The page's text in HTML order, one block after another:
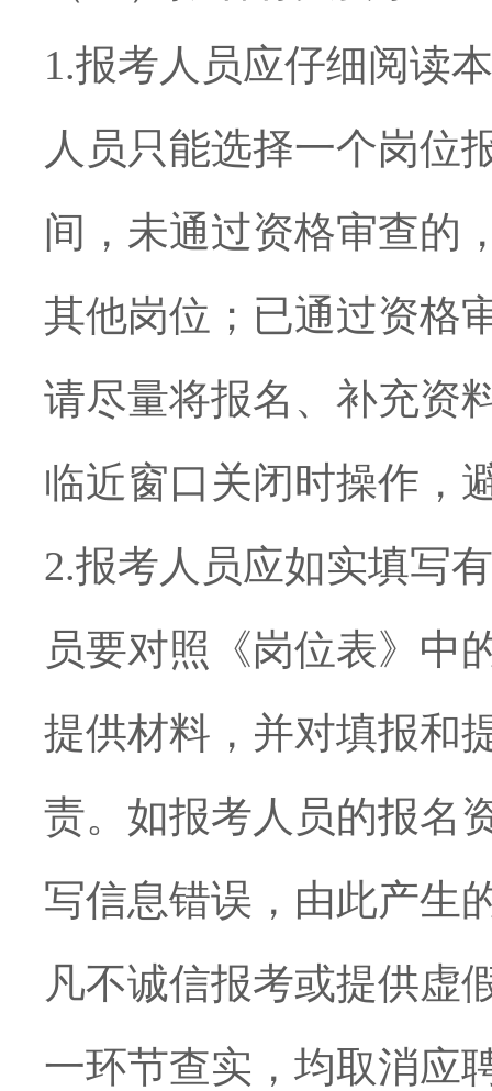
1.报考人员应仔细阅读
人员只能选择一个岗位
间，未通过资格审查的
其他岗位；已通过资格
请尽量将报名、补充资
临近窗口关闭时操作，
2.报考人员应如实填写
员要对照《岗位表》中
提供材料， 并对填报和
责。如报考人员的报名
写信息错误，由此产生
凡不诚信报考或提供虚
一环节查实，均取消应